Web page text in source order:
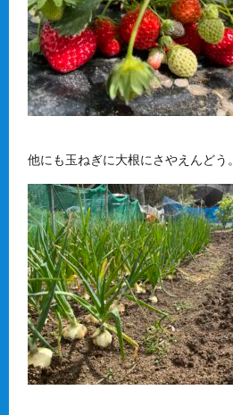
他にも玉ねぎに大根にさやえんどう。